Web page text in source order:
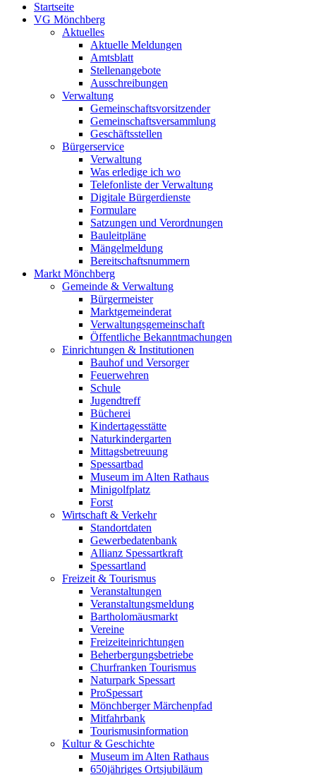
Startseite
VG Mönchberg
Aktuelles
Aktuelle Meldungen
Amtsblatt
Stellenangebote
Ausschreibungen
Verwaltung
Gemeinschaftsvorsitzender
Gemeinschaftsversammlung
Geschäftsstellen
Bürgerservice
Verwaltung
Was erledige ich wo
Telefonliste der Verwaltung
Digitale Bürgerdienste
Formulare
Satzungen und Verordnungen
Bauleitpläne
Mängelmeldung
Bereitschaftsnummern
Markt Mönchberg
Gemeinde & Verwaltung
Bürgermeister
Marktgemeinderat
Verwaltungsgemeinschaft
Öffentliche Bekanntmachungen
Einrichtungen & Institutionen
Bauhof und Versorger
Feuerwehren
Schule
Jugendtreff
Bücherei
Kindertagesstätte
Naturkindergarten
Mittagsbetreuung
Spessartbad
Museum im Alten Rathaus
Minigolfplatz
Forst
Wirtschaft & Verkehr
Standortdaten
Gewerbedatenbank
Allianz Spessartkraft
Spessartland
Freizeit & Tourismus
Veranstaltungen
Veranstaltungsmeldung
Bartholomäusmarkt
Vereine
Freizeiteinrichtungen
Beherbergungsbetriebe
Churfranken Tourismus
Naturpark Spessart
ProSpessart
Mönchberger Märchenpfad
Mitfahrbank
Tourismusinformation
Kultur & Geschichte
Museum im Alten Rathaus
650jähriges Ortsjubiläum